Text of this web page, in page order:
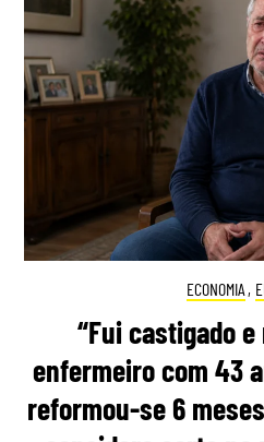
ECONOMIA ,
“Fui castigado
enfermeiro com 43
reformou-se 6